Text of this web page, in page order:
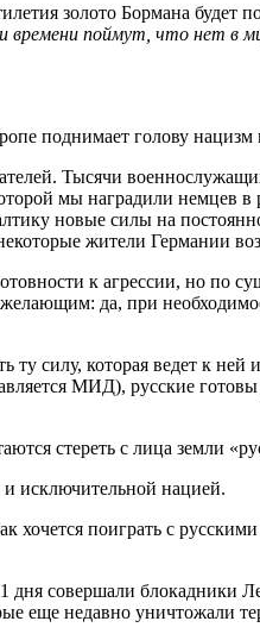
золото Бормана будет
поймут, что нет в
поднимает голову нацизм
Тысячи
мы наградили немцев в
новые силы на
жители Германии
к агрессии, но по
да, при
силу, которая ведет к ней
МИД), русские готовы
стереть с лица земли
и исключительной нацией.
хочется поиграть с
совершали блокадники
еще недавно уничтожали